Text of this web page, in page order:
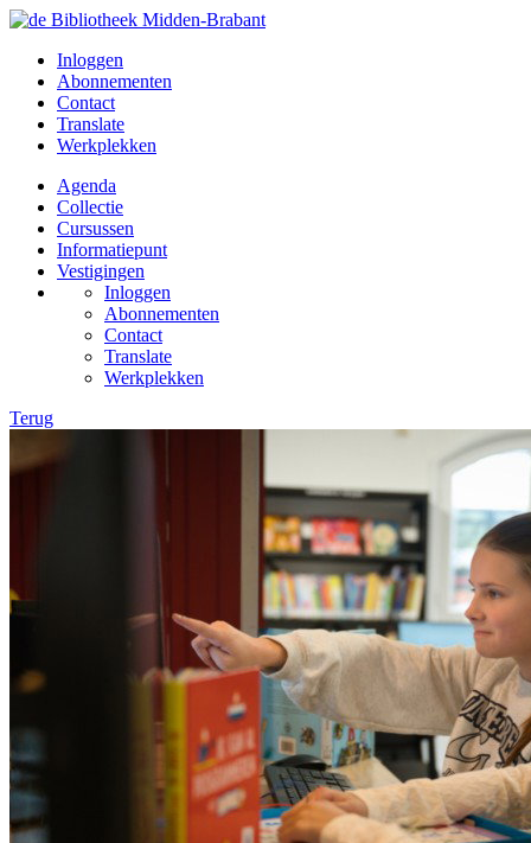
Inloggen
Abonnementen
Contact
Translate
Werkplekken
Agenda
Collectie
Cursussen
Informatiepunt
Vestigingen
Inloggen
Abonnementen
Contact
Translate
Werkplekken
Terug